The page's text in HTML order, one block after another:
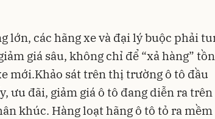
lớn, các hãng xe và đại lý buộc phải
giá sâu, không chỉ để “xả hàng”
mới.Khảo sát trên thị trường ô tô đầu
ưu đãi, giảm giá ô tô đang diễn ra trên
khúc. Hàng loạt hãng ô tô tỏ ra mềm